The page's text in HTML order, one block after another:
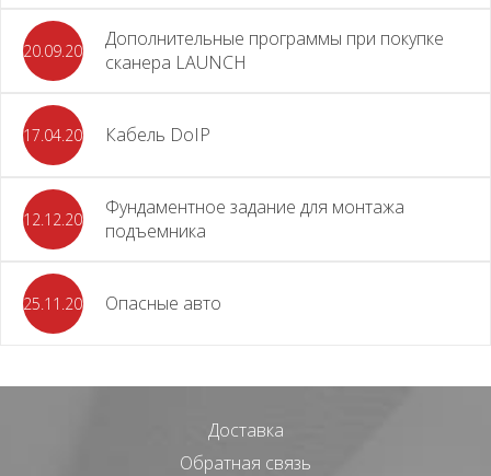
20.09.2025
Дополнительные программы при покупке
сканера LAUNCH
17.04.2024 Кабель DoIP
12.12.2023
Фундаментное задание для монтажа
подъемника
25.11.2023 Опасные авто
Доставка
Обратная связь